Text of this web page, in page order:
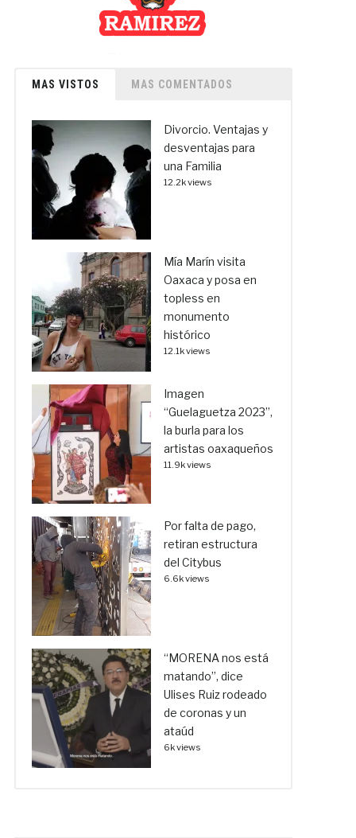
MAS VISTOS MAS COMENTADOS
Divorcio. Ventajas y
desventajas para
una Familia
12.2k views
Mía Marín visita
Oaxaca y posa en
topless en
monumento
histórico
12.1k views
Imagen
“Guelaguetza 2023”,
la burla para los
artistas oaxaqueños
11.9k views
Por falta de pago,
retiran estructura
del Citybus
6.6k views
“MORENA nos está
matando”, dice
Ulises Ruiz rodeado
de coronas y un
ataúd
6k views